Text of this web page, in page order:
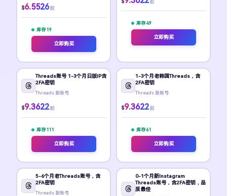
$6.5526 起
库存 19
立即购买
起
库存 49
立即购买
Threads账号 1-3个月日版IP含
2FA密钥
Threads 新账号
$9.3622 起
库存 111
立即购买
1-3个月老韩国Threads，含
2FA密钥
Threads 新账号
$9.3622 起
库存 61
立即购买
5-6个月老Threads账号，含
2FA密钥
Threads 新账号
0-1个月新Instagram
Threads账号，含2FA密钥，品
质最佳